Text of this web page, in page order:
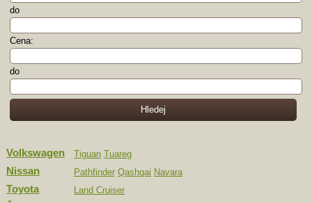
do
Cena:
do
Volkswagen Tiguan Tuareg
Nissan Pathfinder Qashqai Navara
Toyota Land Cruiser